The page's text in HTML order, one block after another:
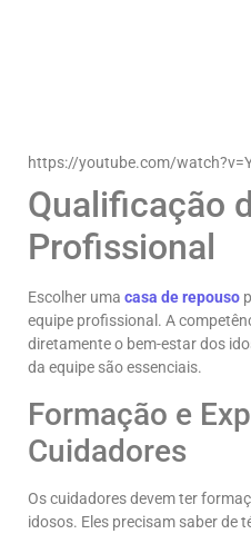
https://youtube.com/
Qualificação
Profissional
Escolher uma casa de repouso
equipe profissional. A
diretamente o bem-estar dos
da equipe são essenciais.
Formação e
Cuidadores
Os cuidadores devem ter
idosos. Eles precisam saber de